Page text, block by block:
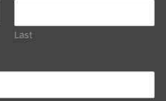
Last